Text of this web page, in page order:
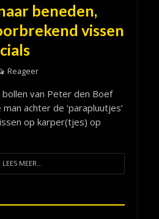
beneden,
vissen
Reageer
van Peter den Boef
achter de ‘parapluutjes’
op karper(tjes) op
LEES MEER...